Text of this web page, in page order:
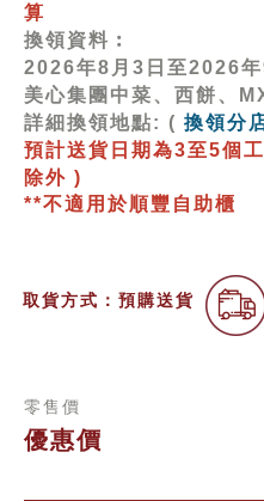
算
換領資料︰
2026年8月3日至2026
美心集團中菜、西餅、
詳細換領地點: ( 換領分
預計送貨日期為3至5個
除外 )
**不適用於順豐自助櫃
取貨方式：預購送貨
零售價
優惠價